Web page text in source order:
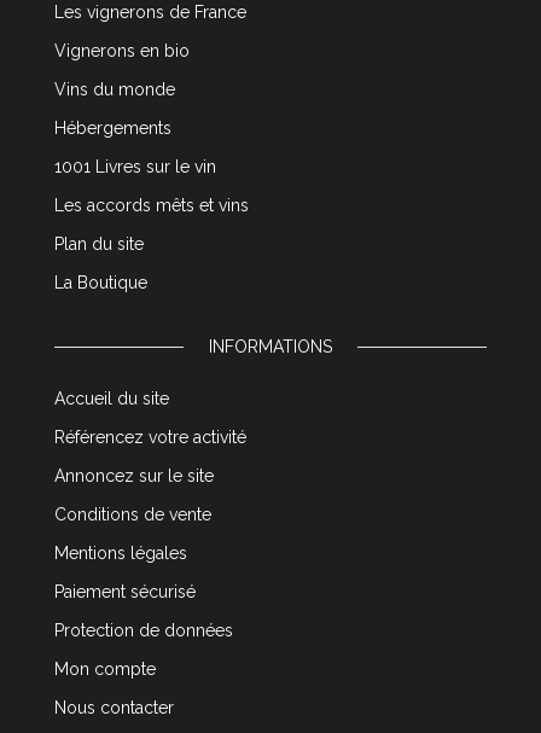
Les vignerons de France
Vignerons en bio
Vins du monde
Hébergements
1001 Livres sur le vin
Les accords mêts et vins
Plan du site
La Boutique
INFORMATIONS
Accueil du site
Référencez votre activité
Annoncez sur le site
Conditions de vente
Mentions légales
Paiement sécurisé
Protection de données
Mon compte
Nous contacter